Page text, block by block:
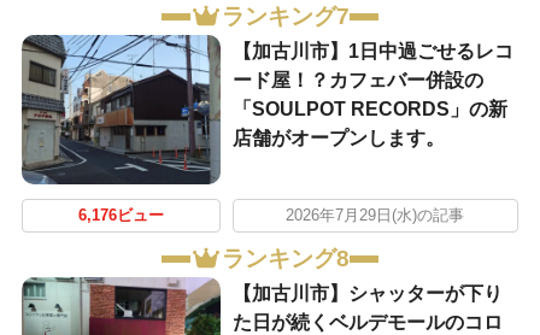
ランキング7
【加古川市】1日中過ごせるレコ
ード屋！？カフェバー併設の
「SOULPOT RECORDS」の新
店舗がオープンします。
6,176ビュー 2026年7月29日(水)の記事
ランキング8
【加古川市】シャッターが下り
た日が続くベルデモールのコロ